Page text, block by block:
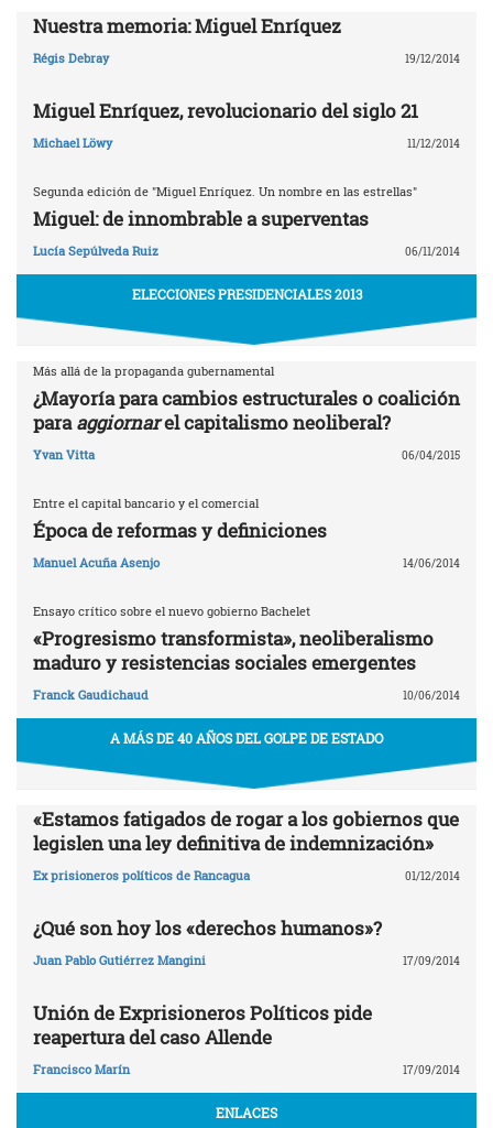
Nuestra memoria: Miguel Enríquez
Régis Debray 19/12/2014
Miguel Enríquez, revolucionario del siglo 21
Michael Löwy 11/12/2014
Segunda edición de "Miguel Enríquez. Un nombre en las estrellas"
Miguel: de innombrable a superventas
Lucía Sepúlveda Ruiz 06/11/2014
ELECCIONES PRESIDENCIALES 2013
Más allá de la propaganda gubernamental
¿Mayoría para cambios estructurales o coalición
paraaggiornarel capitalismo neoliberal?
Yvan Vitta 06/04/2015
Entre el capital bancario y el comercial
Época de reformas y definiciones
Manuel Acuña Asenjo 14/06/2014
Ensayo crítico sobre el nuevo gobierno Bachelet
«Progresismo transformista», neoliberalismo
maduro y resistencias sociales emergentes
Franck Gaudichaud 10/06/2014
A MÁS DE 40 AÑOS DEL GOLPE DE ESTADO
«Estamos fatigados de rogar a los gobiernos que
legislen una ley definitiva de indemnización»
Ex prisioneros políticos de Rancagua 01/12/2014
¿Qué son hoy los «derechos humanos»?
Juan Pablo Gutiérrez Mangini 17/09/2014
Unión de Exprisioneros Políticos pide
reapertura del caso Allende
Francisco Marín 17/09/2014
ENLACES